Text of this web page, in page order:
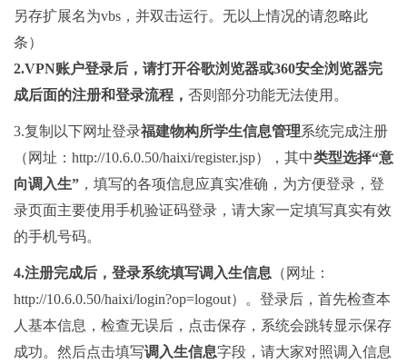
另存扩展名为vbs，并双击运行。无以上情况的请忽略此
条）
2.VPN账户登录后 ，请打开谷歌浏览器或360安全浏览器完
成后面的注册和登录流程， 否则部分功能无法使用。
3.复制以下网址登录福建物构所学生信息管理系统完成注册
（网址： http://10.6.0.50/haixi/register.jsp），其中类型选择“意
向调入生” ，填写的各项信息应真实准确，为方便登录，登
录页面主要使用手机验证码登录，请大家一定填写真实有效
的手机号码。
4.注册完成后，登录系统填写调入生信息 （网址：
http://10.6.0.50/haixi/login?op=logout）。登录后，首先检查本
人基本信息，检查无误后，点击保存，系统会跳转显示保存
成功。然后点击填写调入生信息字段，请大家对照调入信息